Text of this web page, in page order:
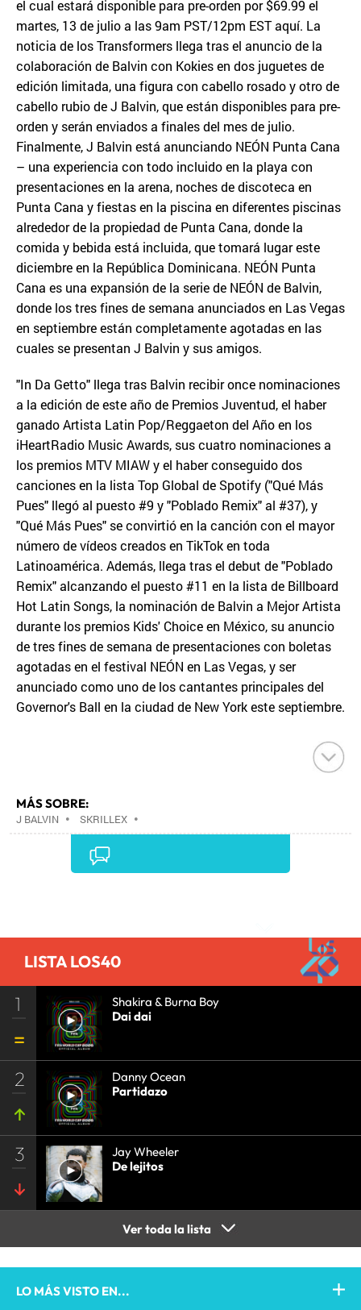
el cual estará disponible para pre-orden por $69.99 el
martes, 13 de julio a las 9am PST/12pm EST aquí. La
noticia de los Transformers llega tras el anuncio de la
colaboración de Balvin con Kokies en dos juguetes de
edición limitada, una figura con cabello rosado y otro de
cabello rubio de J Balvin, que están disponibles para pre-
orden y serán enviados a finales del mes de julio.
Finalmente, J Balvin está anunciando NEÓN Punta Cana
– una experiencia con todo incluido en la playa con
presentaciones en la arena, noches de discoteca en
Punta Cana y fiestas en la piscina en diferentes piscinas
alrededor de la propiedad de Punta Cana, donde la
comida y bebida está incluida, que tomará lugar este
diciembre en la República Dominicana. NEÓN Punta
Cana es una expansión de la serie de NEÓN de Balvin,
donde los tres fines de semana anunciados en Las Vegas
en septiembre están completamente agotadas en las
cuales se presentan J Balvin y sus amigos.
"In Da Getto" llega tras Balvin recibir once nominaciones
a la edición de este año de Premios Juventud, el haber
ganado Artista Latin Pop/Reggaeton del Año en los
iHeartRadio Music Awards, sus cuatro nominaciones a
los premios MTV MIAW y el haber conseguido dos
canciones en la lista Top Global de Spotify ("Qué Más
Pues" llegó al puesto #9 y "Poblado Remix" al #37), y
"Qué Más Pues" se convirtió en la canción con el mayor
número de vídeos creados en TikTok en toda
Latinoamérica. Además, llega tras el debut de "Poblado
Remix" alcanzando el puesto #11 en la lista de Billboard
Hot Latin Songs, la nominación de Balvin a Mejor Artista
durante los premios Kids' Choice en México, su anuncio
de tres fines de semana de presentaciones con boletas
agotadas en el festival NEÓN en Las Vegas, y ser
anunciado como uno de los cantantes principales del
Governor's Ball en la ciudad de New York este septiembre.
MÁS SOBRE:
J BALVIN • SKRILLEX •
LISTA LOS40
1
Shakira & Burna Boy
Dai dai
2
Danny Ocean
Partidazo
3
Jay Wheeler
De lejitos
Ver toda la lista
LO MÁS VISTO EN...